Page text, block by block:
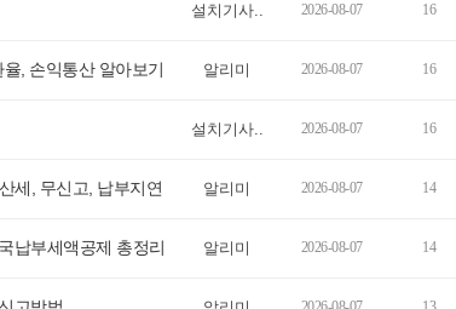
설치기사.. 2026-08-07 16
, 손익통산 알아보기 알리미 2026-08-07 16
설치기사.. 2026-08-07 16
세, 무신고, 납부지연 알리미 2026-08-07 14
납부세액공제 총정리 알리미 2026-08-07 14